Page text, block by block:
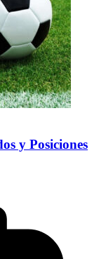
y Posiciones